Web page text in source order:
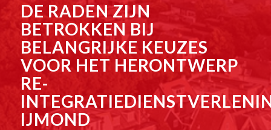
DE RADEN ZIJN
BETROKKEN BIJ
BELANGRIJKE KEUZES
VOOR HET HERONTWERP
RE-
IJMOND